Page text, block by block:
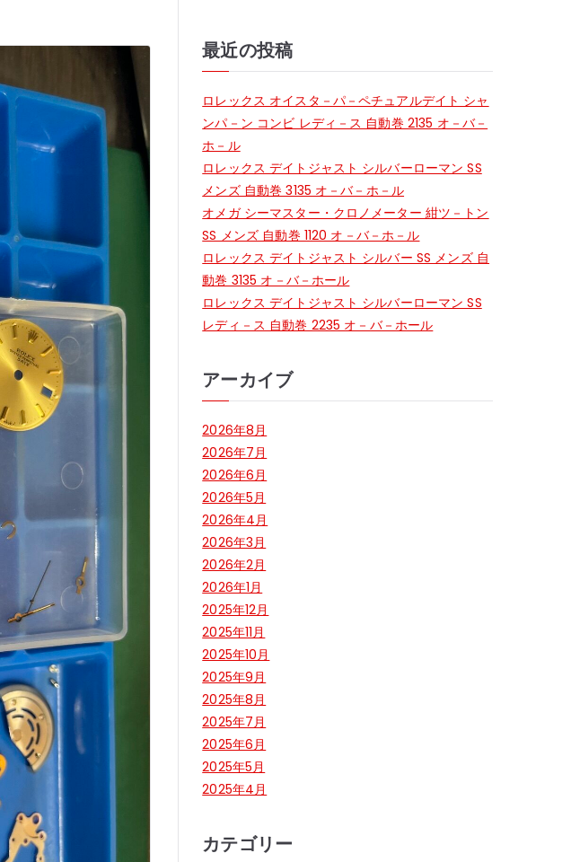
最近の投稿
ロレックス オイスタ－パ－ペチュアルデイト シャ
ンパ－ン コンビ レディ－ス 自動巻 2135 オ－バ－
ホ－ル
ロレックス デイトジャスト シルバーローマン SS
メンズ 自動巻 3135 オ－バ－ホ－ル
オメガ シーマスター・クロノメーター 紺ツ－トン
SS メンズ 自動巻 1120 オ－バ－ホ－ル
ロレックス デイトジャスト シルバー SS メンズ 自
動巻 3135 オ－バ－ホール
ロレックス デイトジャスト シルバーローマン SS
レディ－ス 自動巻 2235 オ－バ－ホール
アーカイブ
2026年8月
2026年7月
2026年6月
2026年5月
2026年4月
2026年3月
2026年2月
2026年1月
2025年12月
2025年11月
2025年10月
2025年9月
2025年8月
2025年7月
2025年6月
2025年5月
2025年4月
カテゴリー